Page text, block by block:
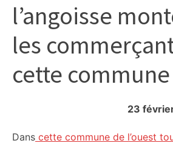
société,
culture,
politique,
faits
citoyennes
l’angoisse
les
cette commune
23
Dans cette commune de l’ouest